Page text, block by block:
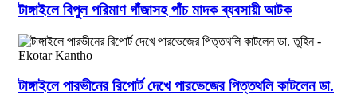
টাঙ্গাইলে বিপুল পরিমাণ গাঁজাসহ পাঁচ মাদক ব্যবসায়ী আটক
টাঙ্গাইলে পারভীনের রিপোর্ট দেখে পারভেজের পিত্তথলি কাটলেন ডা.